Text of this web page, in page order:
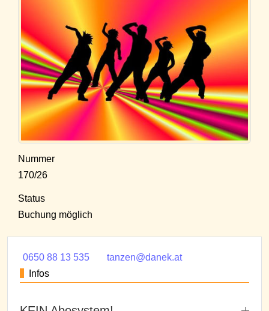
Nummer
170/26
Status
Buchung möglich
0650 88 13 535
tanzen@danek.at
Infos